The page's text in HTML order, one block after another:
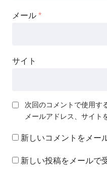
メール *
サイト
次回のコメントで使用す
メールアドレス、サイト
新しいコメントをメー
新しい投稿をメールで